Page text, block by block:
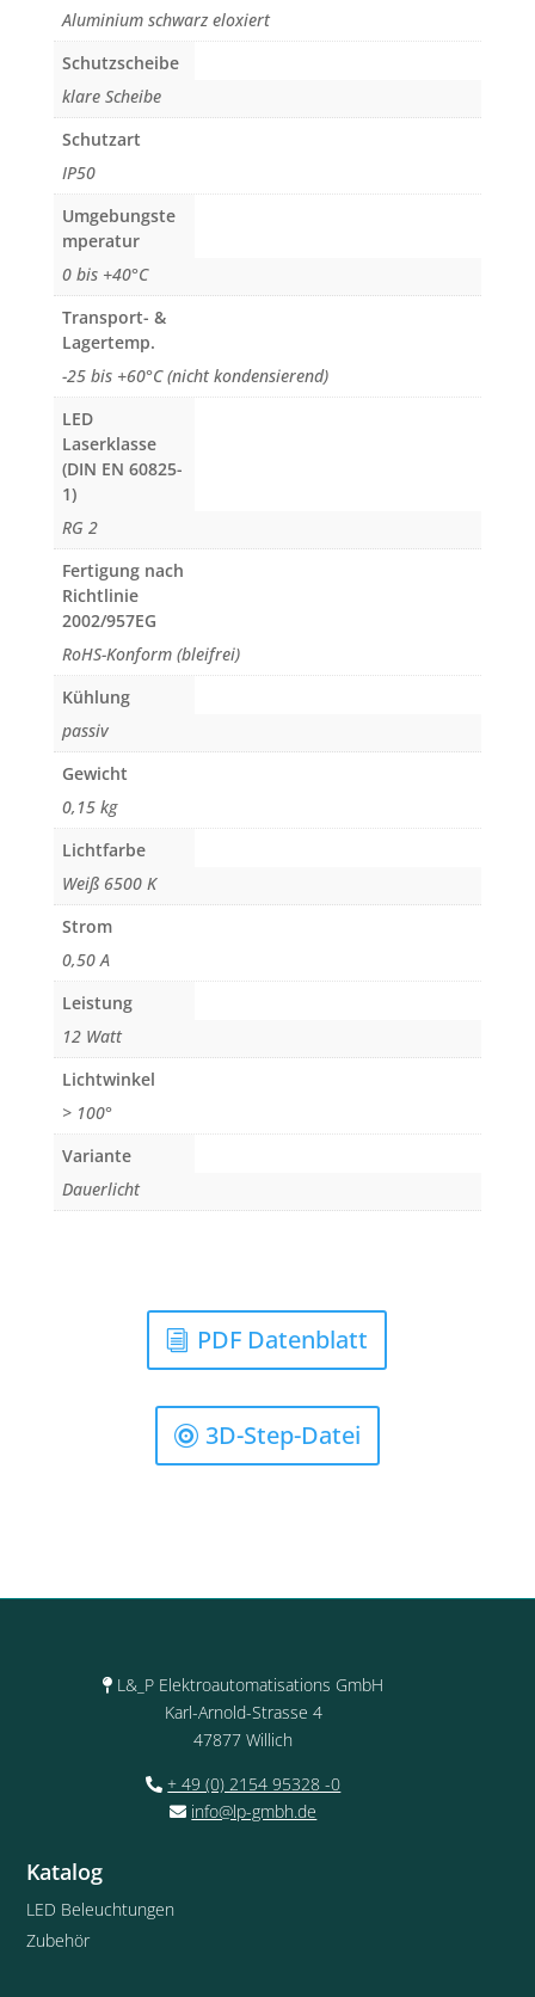
Aluminium schwarz eloxiert
Schutzscheibe
klare Scheibe
Schutzart
IP50
Umgebungste
mperatur
0 bis +40°C
Transport- &
Lagertemp.
-25 bis +60°C (nicht kondensierend)
LED
Laserklasse
(DIN EN 60825-
1)
RG 2
Fertigung nach
Richtlinie
2002/957EG
RoHS-Konform (bleifrei)
Kühlung
passiv
Gewicht
0,15 kg
Lichtfarbe
Weiß 6500 K
Strom
0,50 A
Leistung
12 Watt
Lichtwinkel
> 100°
Variante
Dauerlicht
PDF Datenblatt
3D-Step-Datei
L&_P Elektroautomatisations GmbH
Karl-Arnold-Strasse 4
47877 Willich
+ 49 (0) 2154 95328 -0
info@lp-gmbh.de
Katalog
LED Beleuchtungen
Zubehör